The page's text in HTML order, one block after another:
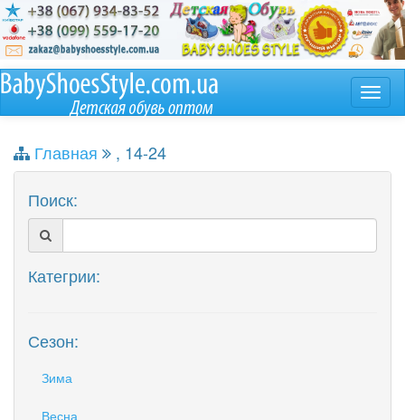
Главная
, 14-24
Поиск:
Категрии:
Сезон:
Зима
Весна